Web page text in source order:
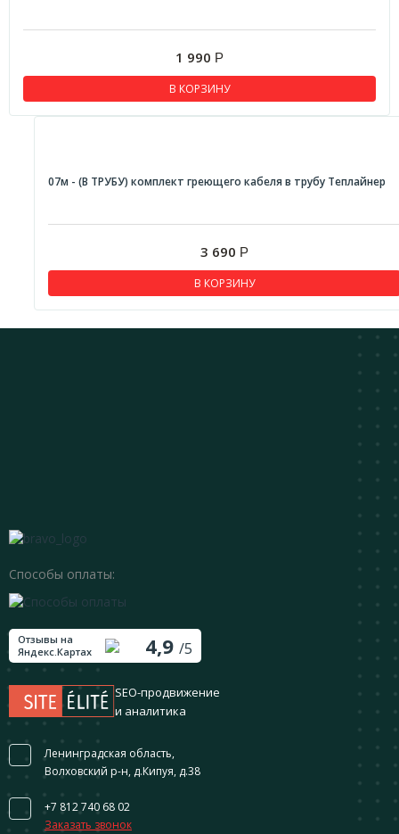
1 990 Р
В КОРЗИНУ
07м - (В ТРУБУ) комплект греющего кабеля в трубу Теплайнер
3 690 Р
В КОРЗИНУ
Способы оплаты:
Отзывы на
Яндекс.Картах
4,9 /5
SEO-продвижение
и аналитика
Ленинградская область,
Волховский р-н, д.Кипуя, д.38
+7 812 740 68 02
Заказать звонок